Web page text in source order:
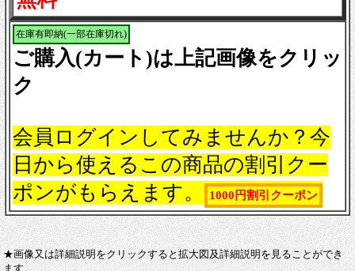
在庫有即納(一部在庫切れ)
ご購入(カート)は上記画像をクリッ
ク
会員ログインしてみませんか？今
日から使えるこの商品の割引クー
ポンがもらえます。
1000円割引クーポン
★画像又は詳細説明をクリックすると拡大図及詳細説明を見ることができ
ます。